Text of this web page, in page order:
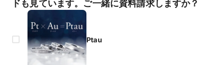
ドも見ています。ご一緒に資料請求しますか？
Ptau